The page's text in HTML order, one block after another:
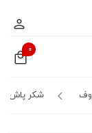
۰
شکر پاش